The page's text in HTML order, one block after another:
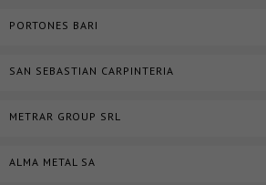
PORTONES BARI
SAN SEBASTIAN CARPINTERIA
​METRAR GROUP SRL
ALMA METAL SA